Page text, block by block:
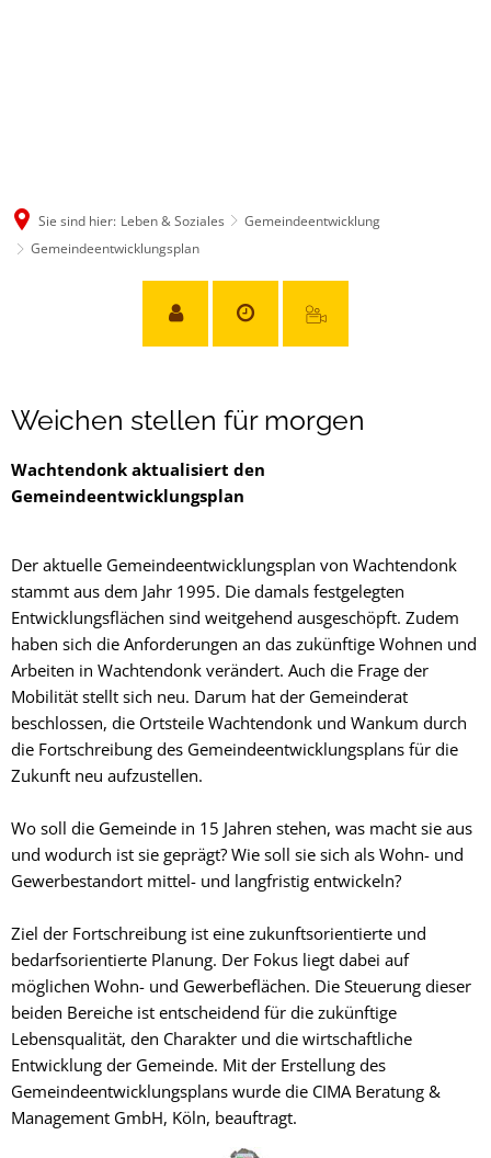
Sie sind hier: Leben & Soziales
Gemeindeentwicklung
Gemeindeentwicklungsplan
Gemeindeentwicklungsplan
Weichen stellen für morgen
Wachtendonk aktualisiert den
Gemeindeentwicklungsplan
Der aktuelle Gemeindeentwicklungsplan von Wachtendonk
stammt aus dem Jahr 1995. Die damals festgelegten
Entwicklungsflächen sind weitgehend ausgeschöpft. Zudem
haben sich die Anforderungen an das zukünftige Wohnen und
Arbeiten in Wachtendonk verändert. Auch die Frage der
Mobilität stellt sich neu. Darum hat der Gemeinderat
beschlossen, die Ortsteile Wachtendonk und Wankum durch
die Fortschreibung des Gemeindeentwicklungsplans für die
Zukunft neu aufzustellen.
Wo soll die Gemeinde in 15 Jahren stehen, was macht sie aus
und wodurch ist sie geprägt? Wie soll sie sich als Wohn- und
Gewerbestandort mittel- und langfristig entwickeln?
Ziel der Fortschreibung ist eine zukunftsorientierte und
bedarfsorientierte Planung. Der Fokus liegt dabei auf
möglichen Wohn- und Gewerbeflächen. Die Steuerung dieser
beiden Bereiche ist entscheidend für die zukünftige
Lebensqualität, den Charakter und die wirtschaftliche
Entwicklung der Gemeinde. Mit der Erstellung des
Gemeindeentwicklungsplans wurde die CIMA Beratung &
Management GmbH, Köln, beauftragt.